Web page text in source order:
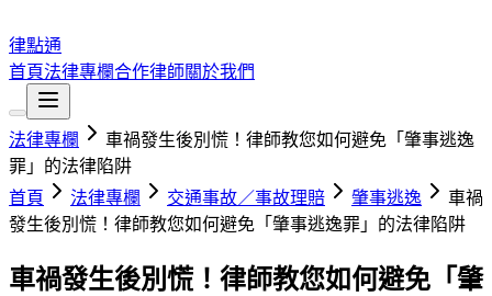
律點通
首頁法律專欄合作律師關於我們
法律專欄
車禍發生後別慌！律師教您如何避免「肇事逃逸
罪」的法律陷阱
首頁
法律專欄 交通事故／事故理賠 肇事逃逸
車禍
發生後別慌！律師教您如何避免「肇事逃逸罪」的法律陷阱
車禍發生後別慌！律師教您如何避免「肇